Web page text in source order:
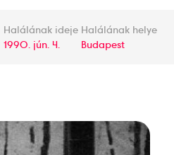
Halálának ideje
1990. jún. 4.
Halálának helye
Budapest